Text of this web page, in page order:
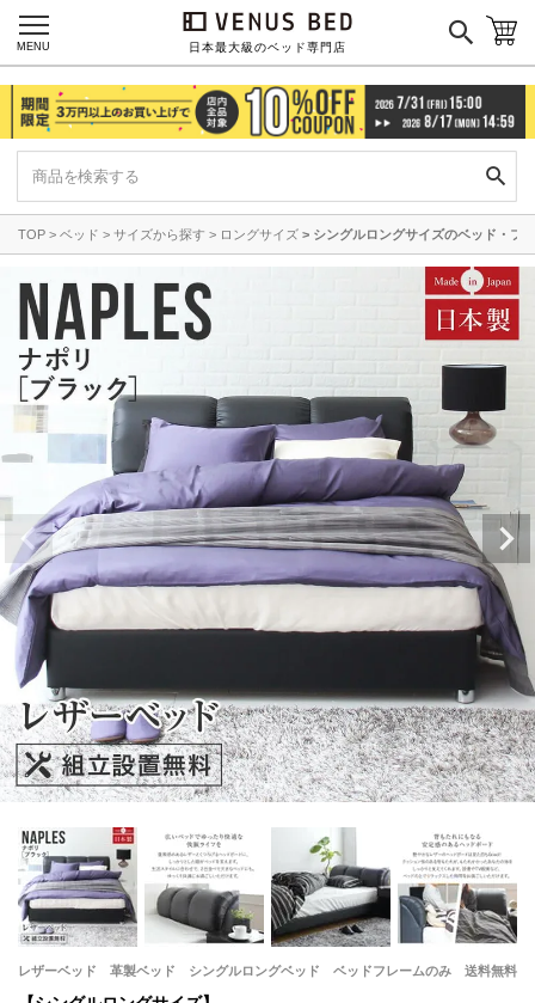
日本最大級のベッド専門店
MENU
TOP ベッド サイズから探す ロングサイズ シングルロングサイズのベッド・フ
レザーベッド 革製ベッド シングルロングベッド ベッドフレームのみ 送料無料